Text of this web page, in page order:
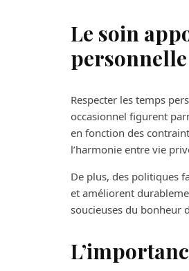
Le soin
personnelle
Respecter les temps
occasionnel figurent
en fonction des
l’harmonie entre vie
De plus, des politiques
et améliorent
soucieuses du bonheur